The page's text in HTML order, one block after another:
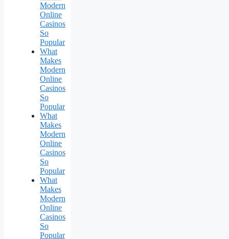
Modern
Online
Casinos
So
Popular
What
Makes
Modern
Online
Casinos
So
Popular
What
Makes
Modern
Online
Casinos
So
Popular
What
Makes
Modern
Online
Casinos
So
Popular